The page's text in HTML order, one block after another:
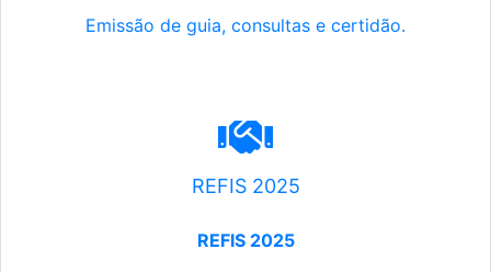
Emissão de guia, consultas e certidão.
REFIS 2025
REFIS 2025